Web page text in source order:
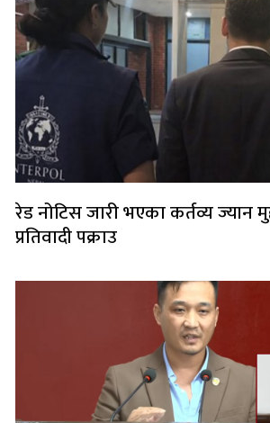
रेड नोटिस जारी भएका कर्तव्य ज्यान
प्रतिवादी पक्राउ